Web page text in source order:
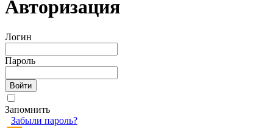
Авторизация
Логин
Пароль
Запомнить
Забыли пароль?